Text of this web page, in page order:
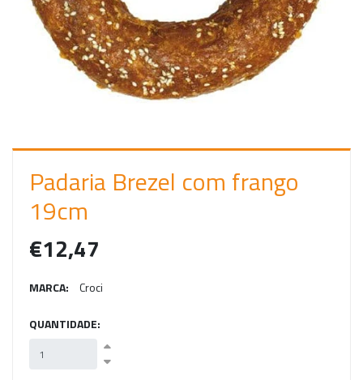
Padaria Brezel com frango
19cm
€12,47
MARCA: Croci
QUANTIDADE: